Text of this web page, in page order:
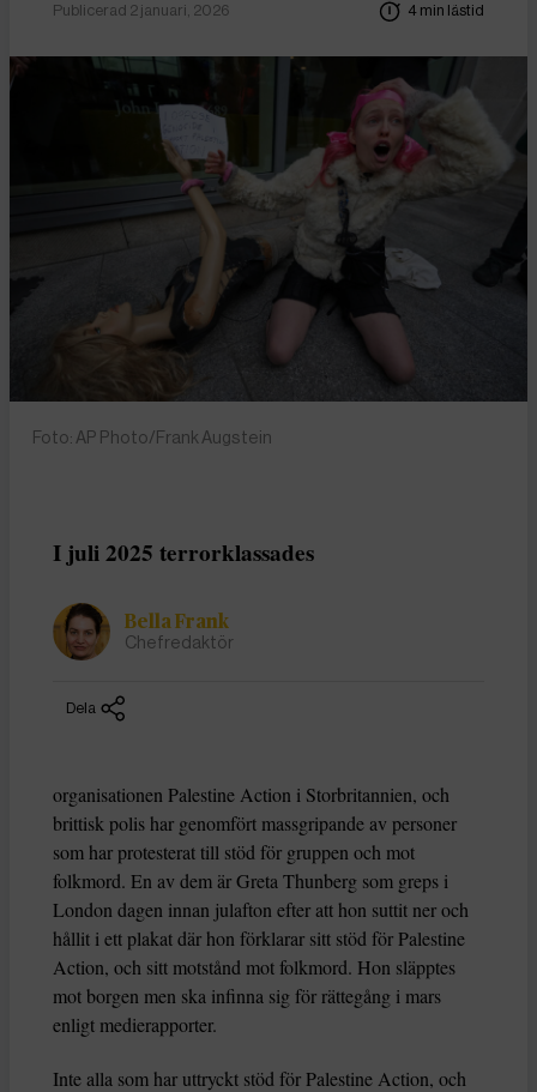
Publicerad 2 januari, 2026 4 min lästid
Foto: AP Photo/Frank Augstein
I juli 2025 terrorklassades
Bella Frank
Chefredaktör
Dela
organisationen Palestine Action i Storbritannien, och
brittisk polis har genomfört massgripande av personer
som har protesterat till stöd för gruppen och mot
folkmord. En av dem är Greta Thunberg som greps i
London dagen innan julafton efter att hon suttit ner och
hållit i ett plakat där hon förklarar sitt stöd för Palestine
Action, och sitt motstånd mot folkmord. Hon släpptes
mot borgen men ska infinna sig för rättegång i mars
enligt medierapporter.
Inte alla som har uttryckt stöd för Palestine Action, och